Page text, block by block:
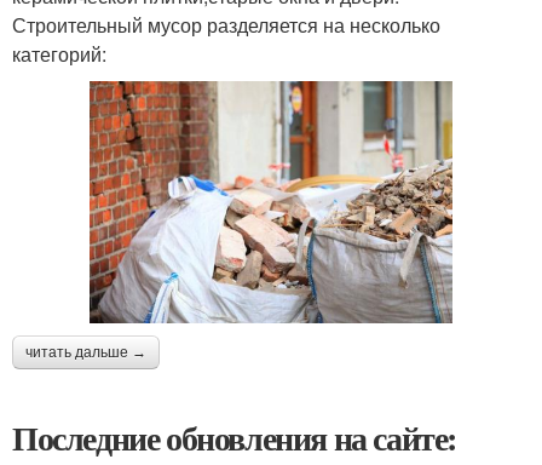
Строительный мусор разделяется на несколько
категорий:
читать дальше →
Последние обновления на сайте: